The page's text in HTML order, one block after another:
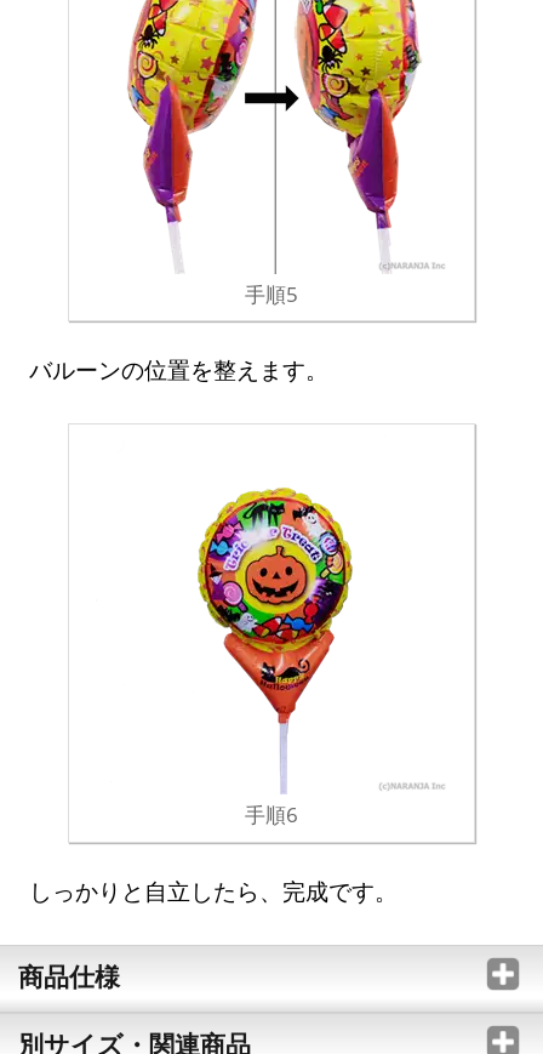
手順5
バルーンの位置を整えます。
手順6
しっかりと自立したら、完成です。
商品仕様
別サイズ・関連商品